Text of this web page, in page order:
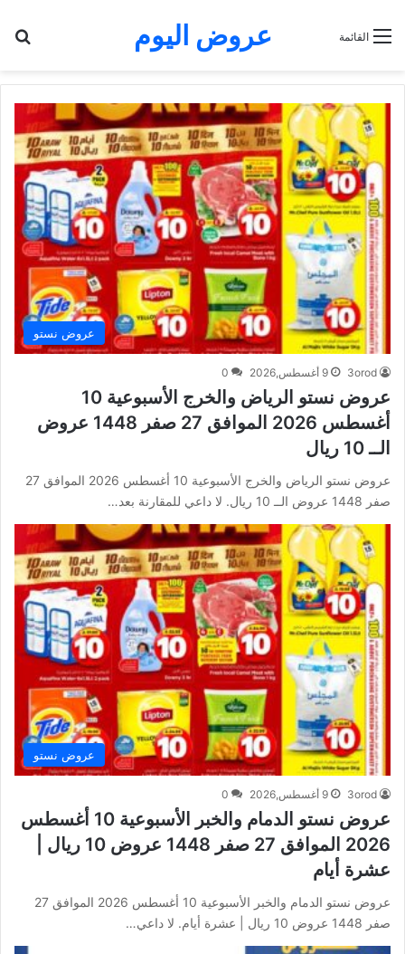
عروض اليوم القائمة
عروض نستو
3orod 9 أغسطس,2026 0
عروض نستو الرياض والخرج الأسبوعية 10
أغسطس 2026 الموافق 27 صفر 1448 عروض
الــ 10 ريال
عروض نستو الرياض والخرج الأسبوعية 10 أغسطس 2026 الموافق 27
صفر 1448 عروض الــ 10 ريال. لا داعي للمقارنة بعد…
عروض نستو
3orod 9 أغسطس,2026 0
عروض نستو الدمام والخبر الأسبوعية 10 أغسطس
2026 الموافق 27 صفر 1448 عروض 10 ريال |
عشرة أيام
عروض نستو الدمام والخبر الأسبوعية 10 أغسطس 2026 الموافق 27
صفر 1448 عروض 10 ريال | عشرة أيام. لا داعي…